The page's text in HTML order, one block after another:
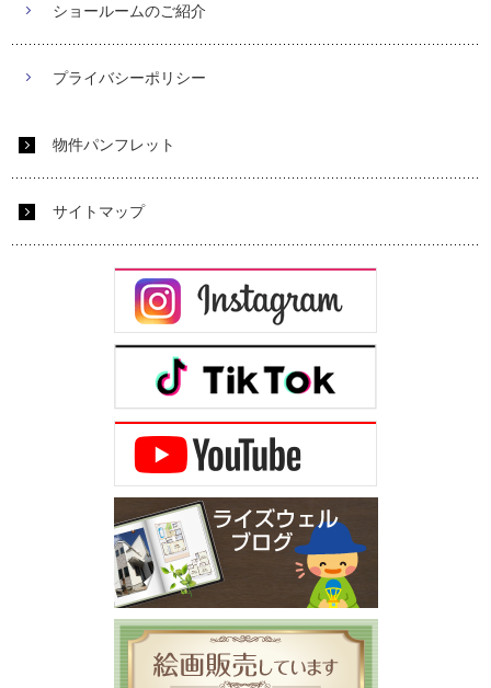
ショールームのご紹介
プライバシーポリシー
物件パンフレット
サイトマップ